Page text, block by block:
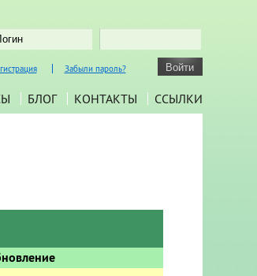
Забыли пароль?
БЛОГ КОНТАКТЫ ССЫЛКИ